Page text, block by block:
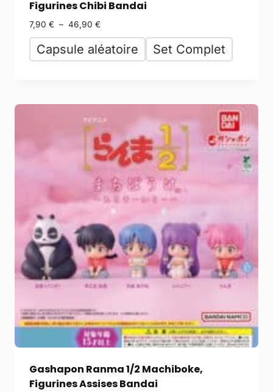
Figurines Chibi Bandai
7,90 € – 46,90 €
Capsule aléatoire Set Complet
Gashapon Ranma 1/2 Machiboke,
Figurines Assises Bandai